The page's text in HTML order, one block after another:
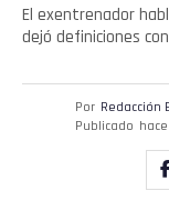
El exentrenador
dejó definiciones
Por Redacción
Publicado